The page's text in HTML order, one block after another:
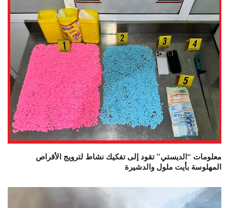
معلومات “الديستي” تقود إلى تفكيك نشاط لترويج الأقراص
المهلوسة بأيت ملول والدشيرة